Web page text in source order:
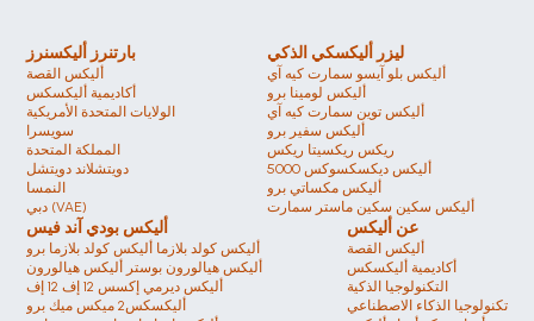
بارتنرز أليكسنرز
أليكس القصة
أكاديمية أليكسكس
المملكة المتحدة
النمسا
دبي (VAE)
ليزر أليكسكي الذكي
أليكس بلو آيسو سمارت كيه آي
أليكس لومينا برو
أليكس توين سمارت كيه آي
ريكس ريكسيتا ريكس
أليكس ديكسكسوكس 5000
أليكس مكساتي برو
أليكس سكين سكين ماستر سمارت
أليكس بودي آند فيس
أليكس كولد بلازما أليكس كولد بلازما برو
أليكس هيالورون بوستر أليكس هيالورون
أليكس ديرمي إكسس 12 إف 12 إف
أليكسكس2 ميكس ميك برو
عن أليكس
أليكس القصة
أكاديمية أليكسكس
التكنولوجيا الذكية
تكنولوجيا الذكاء الاصطناعي